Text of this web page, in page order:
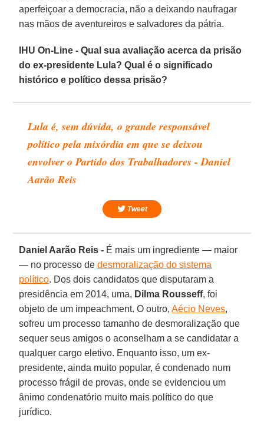
aperfeiçoar a democracia, não a deixando naufragar
nas mãos de aventureiros e salvadores da pátria.
IHU On-Line - Qual sua avaliação acerca da prisão
do ex-presidente Lula? Qual é o significado
histórico e político dessa prisão?
Lula é, sem dúvida, o grande responsável
político pela mixórdia em que se deixou
envolver o Partido dos Trabalhadores - Daniel
Aarão Reis
Tweet
Daniel Aarão Reis - É mais um ingrediente — maior
— no processo dedesmoralização do sistema
político. Dos dois candidatos que disputaram a
presidência em 2014, uma, Dilma Rousseff, foi
objeto de um impeachment. O outro,Aécio Neves,
sofreu um processo tamanho de desmoralização que
sequer seus amigos o aconselham a se candidatar a
qualquer cargo eletivo. Enquanto isso, um ex-
presidente, ainda muito popular, é condenado num
processo frágil de provas, onde se evidenciou um
ânimo condenatório muito mais político do que
jurídico.